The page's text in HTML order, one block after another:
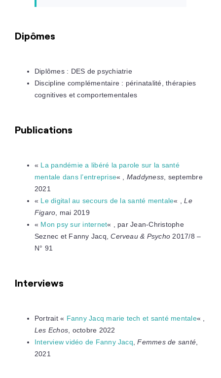
Dipômes
Diplômes : DES de psychiatrie
Discipline complémentaire : périnatalité, thérapies
cognitives et comportementales
Publications
« La pandémie a libéré la parole sur la santé
mentale dans l’entreprise« , Maddyness , septembre
2021
« Le digital au secours de la santé mentale« ,Le
Figaro , mai 2019
« Mon psy sur internet« , par Jean-Christophe
Seznec et Fanny Jacq,Cerveau & Psycho 2017/8 –
N° 91
Interviews
Portrait « Fanny Jacq marie tech et santé mentale« ,
Les Echos , octobre 2022
Interview vidéo de Fanny Jacq ,Femmes de santé
2021